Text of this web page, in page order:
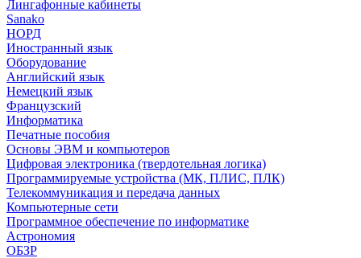
Лингафонные кабинеты
Sanako
НОРД
Иностранный язык
Оборудование
Английский язык
Немецкий язык
Французский
Информатика
Печатные пособия
Основы ЭВМ и компьютеров
Цифровая электроника (твердотельная логика)
Программируемые устройства (МК, ПЛИС, ПЛК)
Телекоммуникация и передача данных
Компьютерные сети
Программное обеспечение по информатике
Астрономия
ОБЗР